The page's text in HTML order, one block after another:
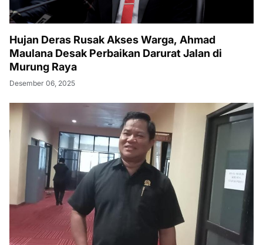
Hujan Deras Rusak Akses Warga, Ahmad
Maulana Desak Perbaikan Darurat Jalan di
Murung Raya
Desember 06, 2025